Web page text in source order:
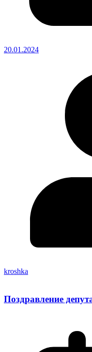
20.01.2024
kroshka
Поздравление